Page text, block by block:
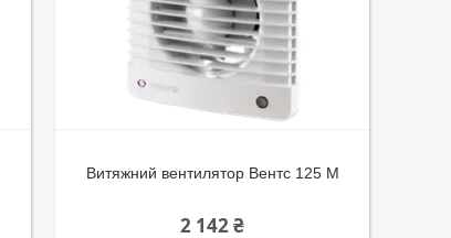
Витяжний вентилятор Вентс 125 М
2 142 ₴